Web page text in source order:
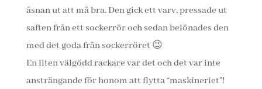
åsnan ut att må bra. Den gick ett varv, pressade ut
saften från ett sockerrör och sedan belönades den
med det goda från sockerröret 😉
En liten välgödd rackare var det och det var inte
ansträngande för honom att flytta “maskineriet”!